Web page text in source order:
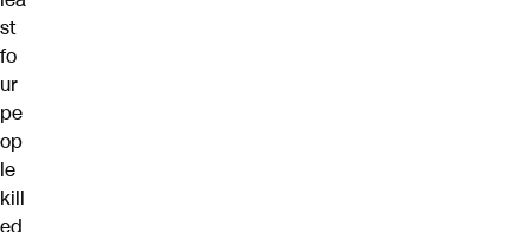
st
fo
ur
pe
op
le
kill